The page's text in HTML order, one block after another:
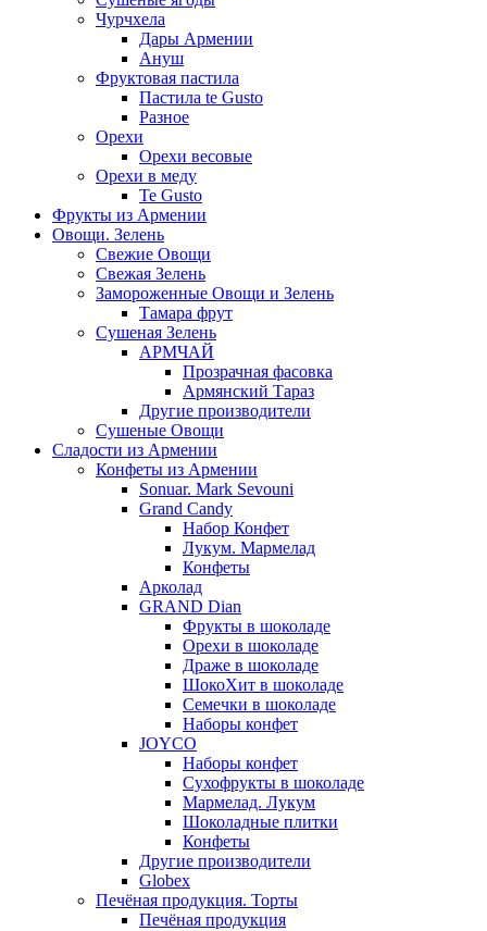
Чурчхела
Дары Армении
Ануш
Фруктовая пастила
Пастила te Gusto
Разное
Орехи
Орехи весовые
Орехи в меду
Te Gusto
Фрукты из Армении
Овощи. Зелень
Свежие Овощи
Свежая Зелень
Замороженные Овощи и Зелень
Тамара фрут
Сушеная Зелень
АРМЧАЙ
Прозрачная фасовка
Армянский Тараз
Другие производители
Сушеные Овощи
Сладости из Армении
Конфеты из Армении
Sonuar. Mark Sevouni
Grand Candy
Набор Конфет
Лукум. Мармелад
Конфеты
Арколад
GRAND Dian
Фрукты в шоколаде
Орехи в шоколаде
Драже в шоколаде
ШокоХит в шоколаде
Семечки в шоколаде
Наборы конфет
JOYCO
Наборы конфет
Сухофрукты в шоколаде
Мармелад. Лукум
Шоколадные плитки
Конфеты
Другие производители
Globex
Печёная продукция. Торты
Печёная продукция